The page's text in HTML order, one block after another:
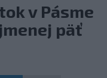
v Pásme
päť